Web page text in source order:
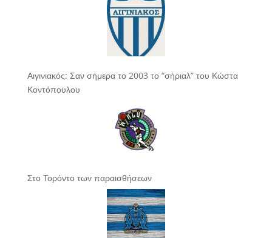
Αιγινιακός: Σαν σήμερα το 2003 το “σήριαλ” του Κώστα
Κοντόπουλου
Στο Τορόντο των παραισθήσεων